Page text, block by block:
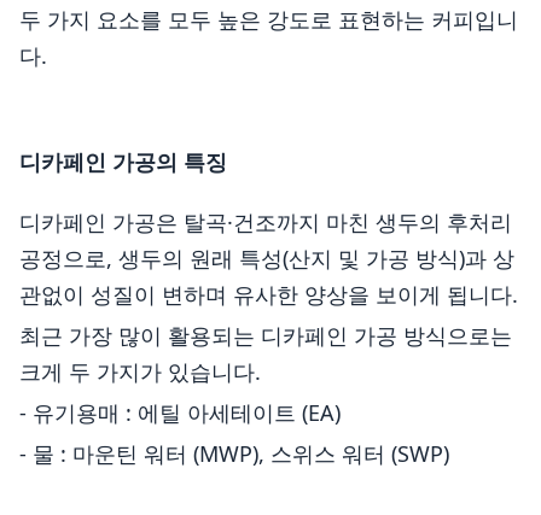
두 가지 요소를 모두 높은 강도로 표현하는 커피입니
다.
디카페인 가공의 특징
디카페인 가공은 탈곡·건조까지 마친 생두의 후처리
공정으로, 생두의 원래 특성(산지 및 가공 방식)과 상
관없이 성질이 변하며 유사한 양상을 보이게 됩니다.
최근 가장 많이 활용되는 디카페인 가공 방식으로는
크게 두 가지가 있습니다.
- 유기용매 : 에틸 아세테이트 (EA)
- 물 : 마운틴 워터 (MWP), 스위스 워터 (SWP)